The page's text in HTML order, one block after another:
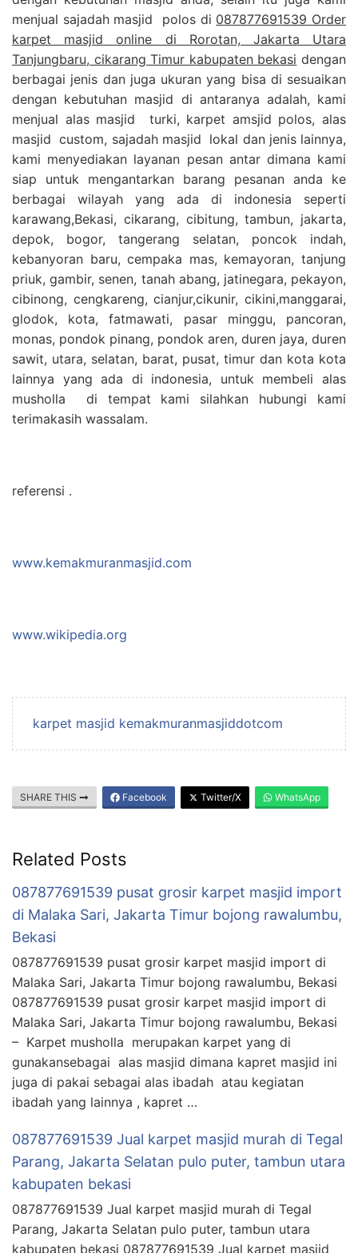
menjual sajadah masjid polos di 087877691539 Order
karpet masjid online di Rorotan, Jakarta Utara
Tanjungbaru, cikarang Timur kabupaten bekasi dengan
berbagai jenis dan juga ukuran yang bisa di sesuaikan
dengan kebutuhan masjid di antaranya adalah, kami
menjual alas masjid turki, karpet amsjid polos, alas
masjid custom, sajadah masjid lokal dan jenis lainnya,
kami menyediakan layanan pesan antar dimana kami
siap untuk mengantarkan barang pesanan anda ke
berbagai wilayah yang ada di indonesia seperti
karawang,Bekasi, cikarang, cibitung, tambun, jakarta,
depok, bogor, tangerang selatan, poncok indah,
kebanyoran baru, cempaka mas, kemayoran, tanjung
priuk, gambir, senen, tanah abang, jatinegara, pekayon,
cibinong, cengkareng, cianjur,cikunir, cikini,manggarai,
glodok, kota, fatmawati, pasar minggu, pancoran,
monas, pondok pinang, pondok aren, duren jaya, duren
sawit, utara, selatan, barat, pusat, timur dan kota kota
lainnya yang ada di indonesia, untuk membeli alas
musholla di tempat kami silahkan hubungi kami
terimakasih wassalam.
referensi .
www.kemakmuranmasjid.com
www.wikipedia.org
karpet masjid kemakmuranmasjiddotcom
SHARE THIS Facebook Twitter/X WhatsApp
Related Posts
087877691539 pusat grosir karpet masjid import
di Malaka Sari, Jakarta Timur bojong rawalumbu,
Bekasi
087877691539 pusat grosir karpet masjid import di
Malaka Sari, Jakarta Timur bojong rawalumbu, Bekasi
087877691539 pusat grosir karpet masjid import di
Malaka Sari, Jakarta Timur bojong rawalumbu, Bekasi
– Karpet musholla merupakan karpet yang di
gunakansebagai alas masjid dimana kapret masjid ini
juga di pakai sebagai alas ibadah atau kegiatan
ibadah yang lainnya , kapret …
087877691539 Jual karpet masjid murah di Tegal
Parang, Jakarta Selatan pulo puter, tambun utara
kabupaten bekasi
087877691539 Jual karpet masjid murah di Tegal
Parang, Jakarta Selatan pulo puter, tambun utara
kabupaten bekasi 087877691539 Jual karpet masjid